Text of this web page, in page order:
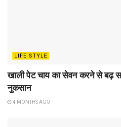
LIFE STYLE
खाली पेट चाय का सेवन करने से बढ़
नुकसान
4 MONTHS AGO